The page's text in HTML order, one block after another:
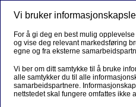
Vi bruker
For å gi deg en best mulig
og vise deg relevant markedsføring
egne og fra eksterne
Vi ber om ditt samtykke til å bruke
alle samtykker du til alle
samarbeidspartnere.
nettstedet skal fungere omfattes ikke